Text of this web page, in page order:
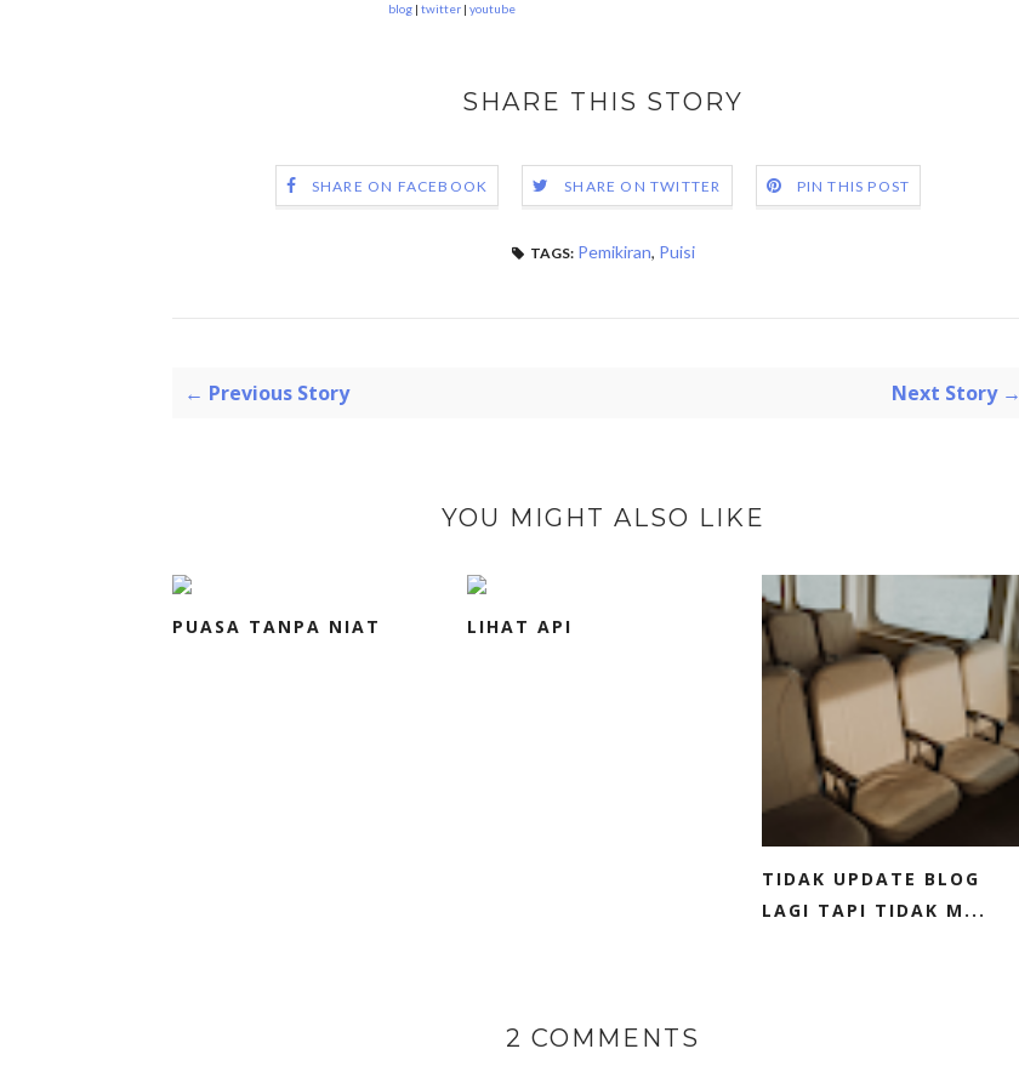
blog | twitter | youtube
SHARE THIS STORY
SHARE ON FACEBOOK SHARE ON TWITTER PIN THIS POST
TAGS: Pemikiran, Puisi
← Previous Story Next Story →
YOU MIGHT ALSO LIKE
PUASA TANPA NIAT LIHAT API
TIDAK UPDATE BLOG
LAGI TAPI TIDAK M...
2 COMMENTS